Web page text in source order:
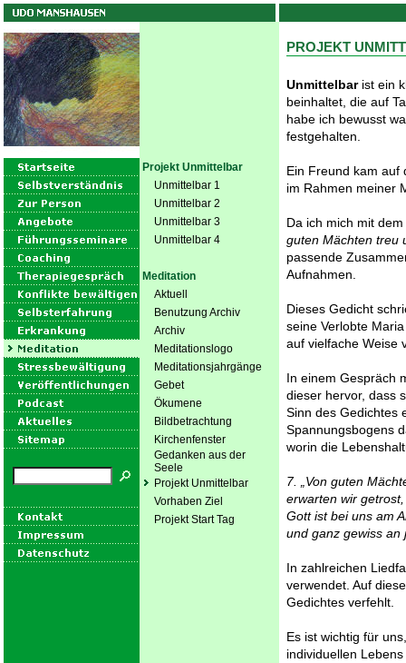
Projekt Unmittelbar
Unmittelbar 1
Unmittelbar 2
Unmittelbar 3
Unmittelbar 4
Meditation
Aktuell
Benutzung Archiv
Archiv
Meditationslogo
Meditationsjahrgänge
Gebet
Ökumene
Bildbetrachtung
Kirchenfenster
Gedanken aus der
Seele
Projekt Unmittelbar
Vorhaben Ziel
Projekt Start Tag
PROJEKT
Unmittelbar ist ein
beinhaltet, die auf
habe ich bewusst
festgehalten.
Ein Freund kam auf
im Rahmen meiner
Da ich mich mit
guten Mächten treu
passende
Aufnahmen.
Dieses Gedicht
seine Verlobte
auf vielfache Weise
In einem Gespräch
dieser hervor, dass
Sinn des Gedichtes
Spannungsbogens
worin die
7. „Von guten
erwarten wir
Gott ist bei uns am
und ganz gewiss an
In zahlreichen
verwendet. Auf
Gedichtes verfehlt.
Es ist wichtig für
individuellen